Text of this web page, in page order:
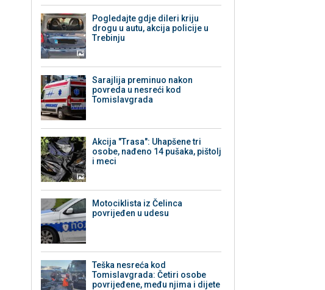
Pogledajte gdje dileri kriju
drogu u autu, akcija policije u
Trebinju
Sarajlija preminuo nakon
povreda u nesreći kod
Tomislavgrada
Akcija "Trasa": Uhapšene tri
osobe, nađeno 14 pušaka, pištolj
i meci
Motociklista iz Čelinca
povrijeđen u udesu
Teška nesreća kod
Tomislavgrada: Četiri osobe
povrijeđene, među njima i dijete